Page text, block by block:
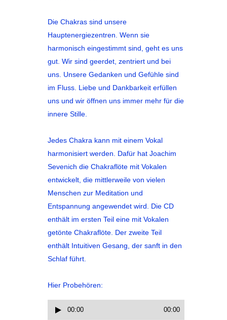
Die Chakras sind unsere
Hauptenergiezentren. Wenn sie
harmonisch eingestimmt sind, geht es uns
gut. Wir sind geerdet, zentriert und bei
uns. Unsere Gedanken und Gefühle sind
im Fluss. Liebe und Dankbarkeit erfüllen
uns und wir öffnen uns immer mehr für die
innere Stille.
Jedes Chakra kann mit einem Vokal
harmonisiert werden. Dafür hat Joachim
Sevenich die Chakraflöte mit Vokalen
entwickelt, die mittlerweile von vielen
Menschen zur Meditation und
Entspannung angewendet wird. Die CD
enthält im ersten Teil eine mit Vokalen
getönte Chakraflöte. Der zweite Teil
enthält Intuitiven Gesang, der sanft in den
Schlaf führt.
Hier Probehören:
Audio-00:00 00:00